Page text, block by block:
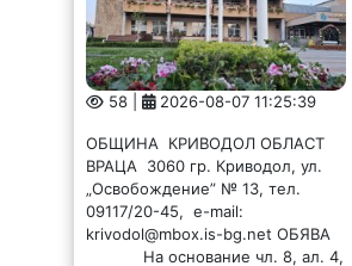
58 | 2026-08-07 11:25:39
ОБЩИНА КРИВОДОЛ ОБЛАСТ
ВРАЦА 3060 гр. Криводол, ул.
„Освобождение” № 13, тел.
09117/20-45, e-mail:
krivodol@mbox.is-bg.net ОБЯВА
На основание чл. 8, ал. 4,